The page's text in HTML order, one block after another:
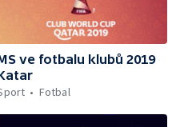
ve fotbalu klubů 2019
Fotbal